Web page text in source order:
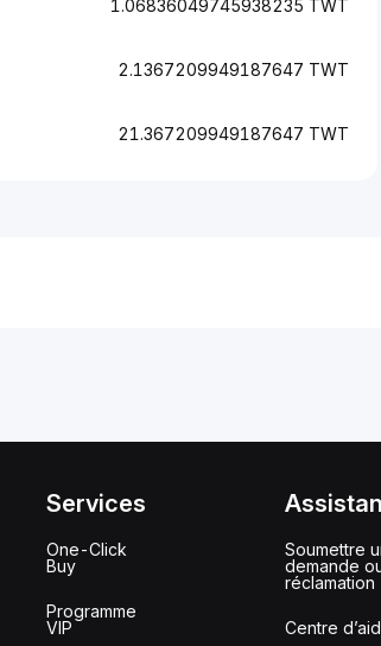
1.06836049745938235 TWT
2.1367209949187647 TWT
21.367209949187647 TWT
Services
One-Click
Buy
Programme
VIP
Soumettre
demande
réclamation
Centre